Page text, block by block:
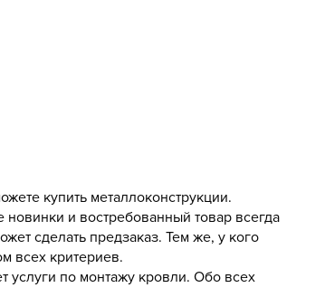
купить металлоконструкции.
новинки и востребованный товар всегда
сделать предзаказ. Тем же, у кого
всех критериев.
услуги по монтажу кровли. Обо всех